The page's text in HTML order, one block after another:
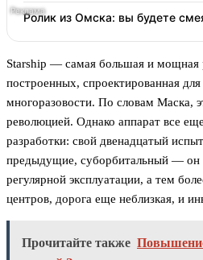
Ролик из Омска: вы будете
Starship — самая большая и мощная
построенных, спроектированная
многоразовости. По словам Маска,
революцией. Однако аппарат все
разработки: свой двенадцатый
предыдущие, суборбитальный —
регулярной эксплуатации, а тем
центров, дорога еще неблизкая, и
Прочитайте также